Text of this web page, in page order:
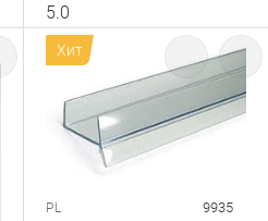
5.0
Хит
PL 9935